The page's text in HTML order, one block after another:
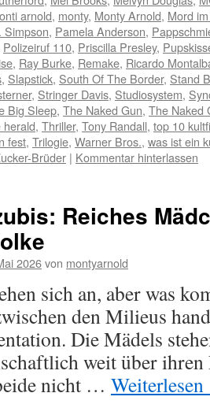
arnold, monty, Monty Arnold, Mord
Simpson, Pamela Anderson,
Polizeiruf 110, Priscilla Presley,
, Ray Burke, Remake, Ricardo
, Slapstick, South Of The Border, Stand
, Stringer Davis, Studiosystem,
Big Sleep, The Naked Gun, The Naked
herald, Thriller, Tony Randall, top 10
fest, Trilogie, Warner Bros., was ist ein
Brüder | Kommentar hinterlassen
Reiches
2026von montyarnold
sich an, aber was
den Milieus
Die Mädels
weit über
nicht … Weiterlesen